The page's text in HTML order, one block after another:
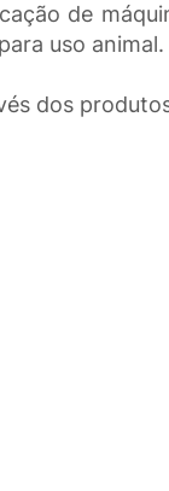
de
uso animal.
dos